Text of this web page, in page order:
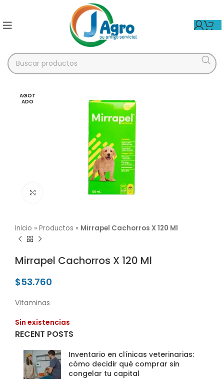
AGOT
ADO
Click para agrandar
Inicio » Productos » Mirrapel Cachorros X 120 Ml
Mirrapel Cachorros X 120 Ml
$53.760
Vitaminas
Sin existencias
RECENT POSTS
Inventario en clínicas veterinarias:
cómo decidir qué comprar sin
congelar tu capital